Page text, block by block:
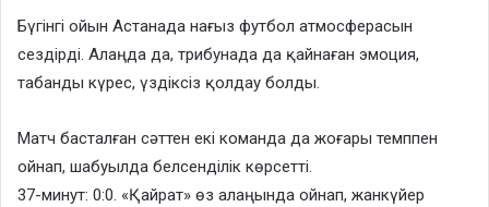
Бүгінгі ойын Астанада нағыз футбол атмосферасын
сездірді. Алаңда да, трибунада да қайнаған эмоция,
табанды күрес, үздіксіз қолдау болды.
Матч басталған сәттен екі команда да жоғары темппен
ойнап, шабуылда белсенділік көрсетті.
37-минут: 0:0. «Қайрат» өз алаңында ойнап, жанкүйер